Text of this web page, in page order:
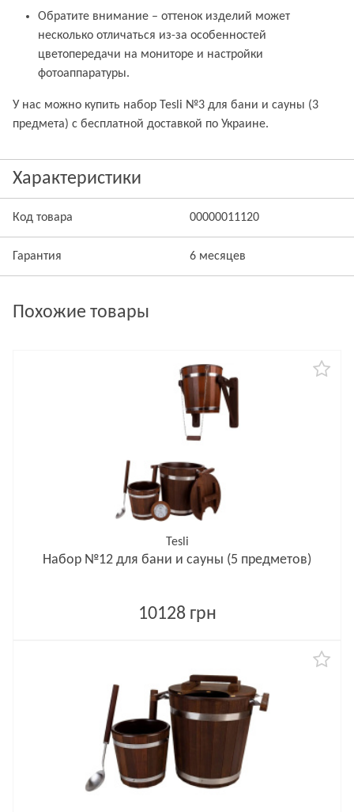
Обратите внимание – оттенок изделий может
несколько отличаться из-за особенностей
цветопередачи на мониторе и настройки
фотоаппаратуры.
У нас можно купить набор Tesli №3 для бани и сауны (3
предмета) с бесплатной доставкой по Украине.
Характеристики
Код товара 00000011120
Гарантия 6 месяцев
Похожие товары
Tesli
Набор №12 для бани и сауны (5 предметов)
10128 грн